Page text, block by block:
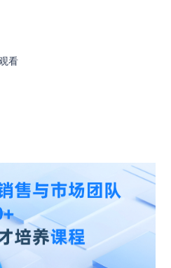
解读AI在不同职业场景下
你成功入行AI岗位，🚀
力认证 · 全国合伙人招
募！
看